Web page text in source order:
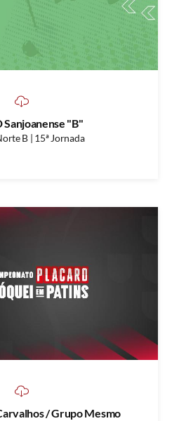
Sanjoanense "B"
B | 15ª Jornada
/ Grupo Mesmo